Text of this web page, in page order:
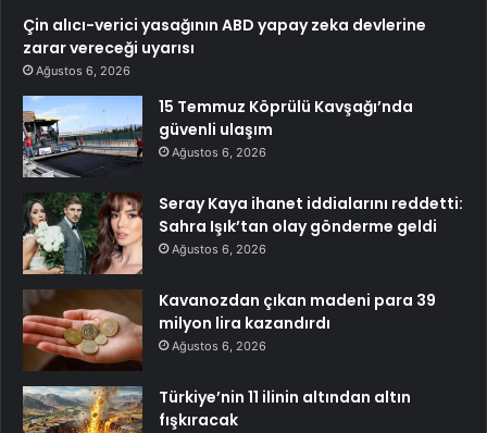
Çin alıcı-verici yasağının ABD yapay zeka devlerine
zarar vereceği uyarısı
Ağustos 6, 2026
15 Temmuz Köprülü Kavşağı’nda
güvenli ulaşım
Ağustos 6, 2026
Seray Kaya ihanet iddialarını reddetti:
Sahra Işık’tan olay gönderme geldi
Ağustos 6, 2026
Kavanozdan çıkan madeni para 39
milyon lira kazandırdı
Ağustos 6, 2026
Türkiye’nin 11 ilinin altından altın
fışkıracak